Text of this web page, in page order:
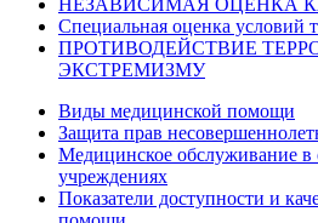
Специальная оценка условий
ПРОТИВОДЕЙСТВИЕ
ЭКСТРЕМИЗМУ
Виды медицинской помощи
Защита прав
Медицинское обслуживание в
учреждениях
Показатели доступности и